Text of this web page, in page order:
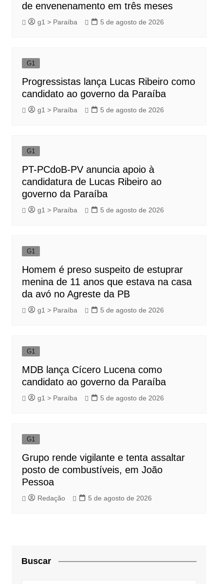
de envenenamento em três meses
g1 > Paraíba 5 de agosto de 2026
G1
Progressistas lança Lucas Ribeiro como
candidato ao governo da Paraíba
g1 > Paraíba 5 de agosto de 2026
G1
PT-PCdoB-PV anuncia apoio à
candidatura de Lucas Ribeiro ao
governo da Paraíba
g1 > Paraíba 5 de agosto de 2026
G1
Homem é preso suspeito de estuprar
menina de 11 anos que estava na casa
da avó no Agreste da PB
g1 > Paraíba 5 de agosto de 2026
G1
MDB lança Cícero Lucena como
candidato ao governo da Paraíba
g1 > Paraíba 5 de agosto de 2026
G1
Grupo rende vigilante e tenta assaltar
posto de combustíveis, em João
Pessoa
Redação 5 de agosto de 2026
Buscar